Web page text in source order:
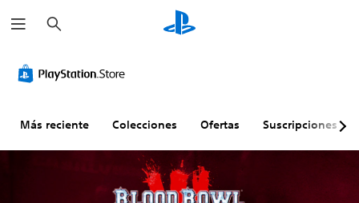
u
s
r
Más reciente Colecciones Ofertas Suscripciones